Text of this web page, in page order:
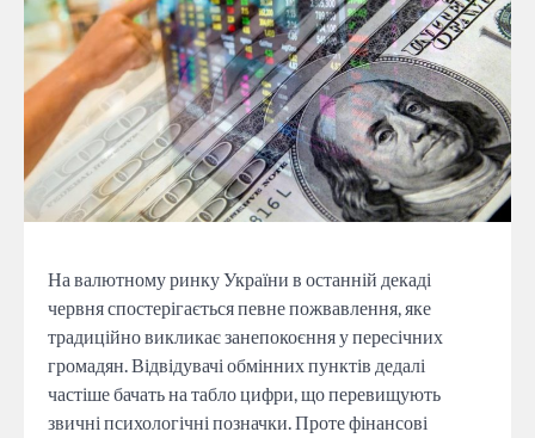
На валютному ринку України в останній декаді
червня спостерігається певне пожвавлення, яке
традиційно викликає занепокоєння у пересічних
громадян. Відвідувачі обмінних пунктів дедалі
частіше бачать на табло цифри, що перевищують
звичні психологічні позначки. Проте фінансові